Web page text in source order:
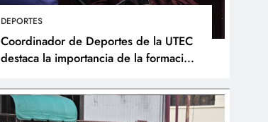
DEPORTES
Coordinador de Deportes de la UTEC
destaca la importancia de la formación